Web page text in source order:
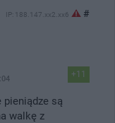
IP: 188.147.xx2.xx6 #
+11
pieniądze są
walkę z